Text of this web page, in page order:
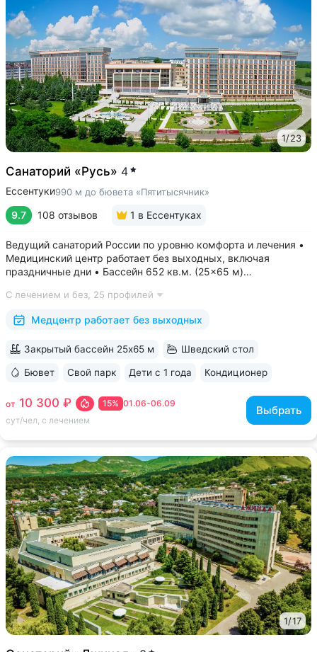
1/23
Санаторий «Русь» 4
Ессентуки990 м до бювета «Пятитысячник»
9.7 108 отзывов 1 в Ессентуках
Ведущий санаторий России по уровню комфорта и лечения •
Медицинский центр работает без выходных, включая
праздничные дни • Бассейн 652 кв.м. (25×65 м)
Глубина от 30 до 180 см, есть отдельная детская зона. Рядом
расположены закрытая терраса...
С лечением и без, 25 профилей
Медцентр работает без выходных
01.06-06.09
15%
от 10 300 ₽
сут/чел, с лечением
Выбрать
Закрытый бассейн 25х65 м Шведский стол
Бювет Свой парк Дети с 1 года Кондиционер
ещё 6
1/17